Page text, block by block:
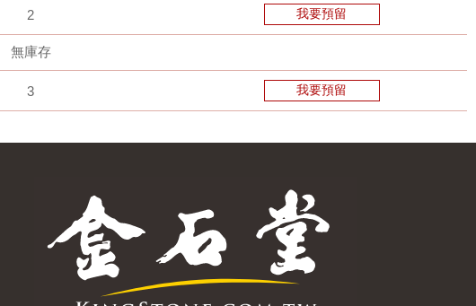
2 我要預留
無庫存
3 我要預留